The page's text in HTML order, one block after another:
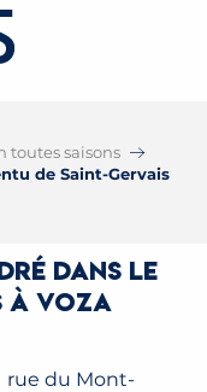
toutes saisons
de Saint-Gervais
dans le
à Voza
rue du Mont-